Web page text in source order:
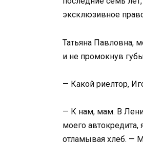
эксклюзивное
Татьяна Павловна,
и не промокнув
— Какой риелтор,
— К нам, мам. В
моего
отламывая хлеб. —